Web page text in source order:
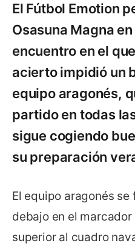
El Fútbol Emotion
Osasuna Magna
encuentro en el
acierto impidió un
equipo aragonés,
partido en todas
sigue cogiendo
su preparación
El equipo aragonés
debajo en el
superior al cuadro